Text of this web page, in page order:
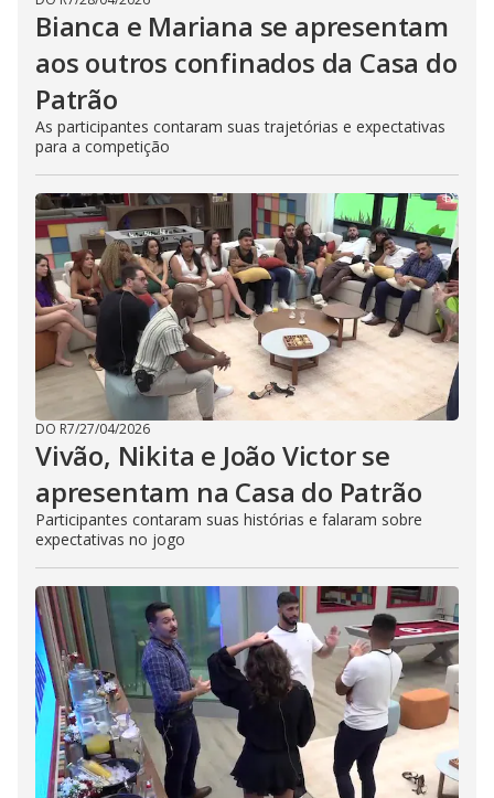
Bianca e Mariana se apresentam
aos outros confinados da Casa do
Patrão
As participantes contaram suas trajetórias e expectativas
para a competição
DO R7/27/04/2026
Vivão, Nikita e João Victor se
apresentam na Casa do Patrão
Participantes contaram suas histórias e falaram sobre
expectativas no jogo